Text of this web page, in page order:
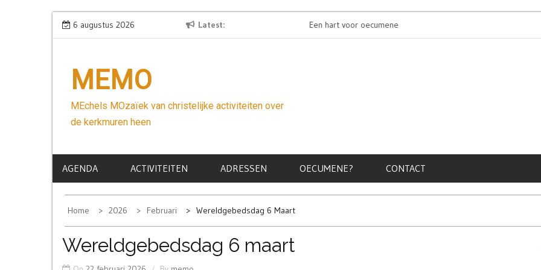
Skip
to
6 augustus 2026 Latest
Wees niet bang Een hart voor oecumene
MEMO
MEchels MOzaïek van christelijke activiteiten over
de kerkmuren heen
AGENDA ACTIVITEITEN ADRESSEN OECUMENE? CONTACT
Home 2026 Februari Wereldgebedsdag 6 Maart
Wereldgebedsdag 6 maart